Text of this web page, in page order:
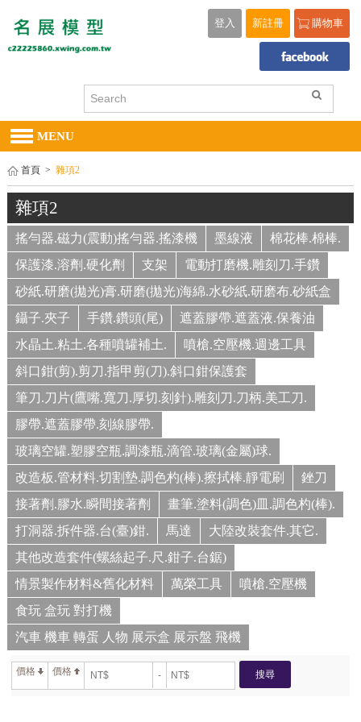
購物車
新註冊
登入
MENU
首頁 > 雜項2
雜項2
搖勻器.磁力(震動)搖勻器.搖漆機 墨線液
棉花棒.棉棒.
保護漆.溶劑.硬化劑
支架
電動打磨機.雕刻刀.手鑽
砂紙.研磨(拋光)膏.研磨(拋光)海綿.水砂紙.研磨布.砂紙盒
鑷子.夾子
手鑽.鑽頭(尾)
遮蓋膠帶.遮蓋液.保養油
水晶土.粘土.各種噴罐補土.
噴槍.空壓機.週邊工具
斜口鉗(剪).剪刀.指甲剪(刀).斜口鉗保護套
筆刀.刀片(鷹嘴.寬刀.厚切.刻針).雕刻刀.刀柄.美工刀.
膠帶.遮蓋膠帶.刻線膠帶.
玻璃空罐.塑膠空瓶.調漆瓶.滴管.玻璃(金屬)球.
改造板.管材料.切割墊.調色杓(棒).擦拭棒.靜電刷
銼刀
接著劑.膠水.瞬間接著劑
畫筆.塗料(調色)皿.調色杓(棒).
打洞器.拆件器.台(臺)鉗.
馬達
大陸改裝套件.其它.
其他改造套件(螺絲起子.尺.鉗子.台鋸)
情景製作材料&舊化材料
萬榮工具
噴槍.空壓機
食玩 盒玩 對打機
汽車 機車 轉蛋 人物 展示盒 展示盤 飛機
價格 價格 - 搜尋